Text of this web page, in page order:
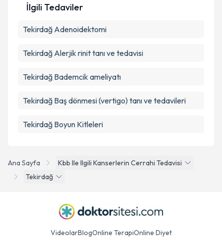
Ana Sayfa
Kbb Ile Ilgili Kanserlerin Cerrahi Tedavisi
Tekirdağ
İlgili Tedaviler
Tekirdağ Adenoidektomi
Tekirdağ Alerjik rinit tanı ve tedavisi
Tekirdağ Bademcik ameliyatı
Tekirdağ Baş dönmesi (vertigo) tanı ve tedavileri
Tekirdağ Boyun Kitleleri
VideolarBlogOnline TerapiOnline Diyet